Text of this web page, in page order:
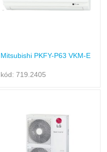
Mitsubishi PKFY-P63 VKM-E
kód: 719.2405